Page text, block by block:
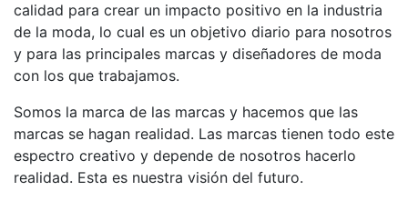
calidad para crear un impacto positivo en la industria
de la moda, lo cual es un objetivo diario para nosotros
y para las principales marcas y diseñadores de moda
con los que trabajamos.
Somos la marca de las marcas y hacemos que las
marcas se hagan realidad. Las marcas tienen todo este
espectro creativo y depende de nosotros hacerlo
realidad. Esta es nuestra visión del futuro.